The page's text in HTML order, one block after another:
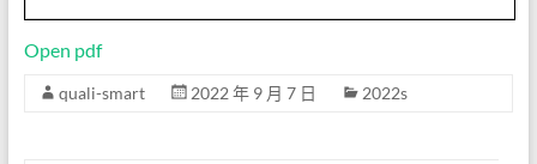
Open pdf
quali-smart 2022 年 9 月 7 日 2022s